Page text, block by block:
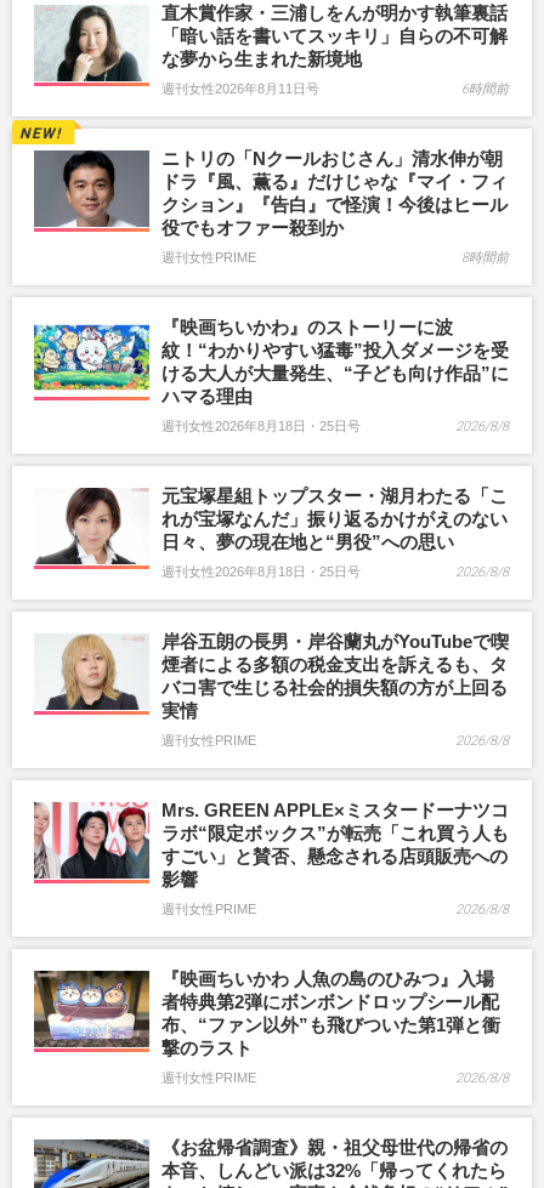
直木賞作家・三浦しをんが明かす執筆裏話
「暗い話を書いてスッキリ」自らの不可解
な夢から生まれた新境地
週刊女性2026年8月11日号 6時間前
ニトリの「Nクールおじさん」清水伸が朝
ドラ『風、薫る』だけじゃな『マイ・フィ
クション』『告白』で怪演！今後はヒール
役でもオファー殺到か
週刊女性PRIME 8時間前
『映画ちいかわ』のストーリーに波
紋！“わかりやすい猛毒”投入ダメージを受
ける大人が大量発生、“子ども向け作品”に
ハマる理由
週刊女性2026年8月18日・25日号 2026/8/8
元宝塚星組トップスター・湖月わたる「こ
れが宝塚なんだ」振り返るかけがえのない
日々、夢の現在地と“男役”への思い
週刊女性2026年8月18日・25日号 2026/8/8
岸谷五朗の長男・岸谷蘭丸がYouTubeで喫
煙者による多額の税金支出を訴えるも、タ
バコ害で生じる社会的損失額の方が上回る
実情
週刊女性PRIME 2026/8/8
Mrs. GREEN APPLE×ミスタードーナツコ
ラボ“限定ボックス”が転売「これ買う人も
すごい」と賛否、懸念される店頭販売への
影響
週刊女性PRIME 2026/8/8
『映画ちいかわ 人魚の島のひみつ』入場
者特典第2弾にボンボンドロップシール配
布、“ファン以外”も飛びついた第1弾と衝
撃のラスト
週刊女性PRIME 2026/8/8
《お盆帰省調査》親・祖父母世代の帰省の
本音、しんどい派は32%「帰ってくれたら